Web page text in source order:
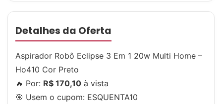
Detalhes da Oferta
Aspirador Robô Eclipse 3 Em 1 20w Multi Home –
Ho410 Cor Preto
🔥 Por: R$ 170,10 à vista
🎯 Usem o cupom: ESQUENTA10